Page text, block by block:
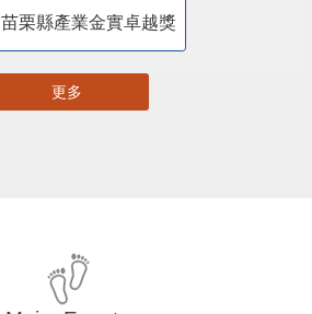
苗栗縣產業金實卓越獎
更多